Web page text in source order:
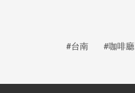
#台南 #咖啡廳